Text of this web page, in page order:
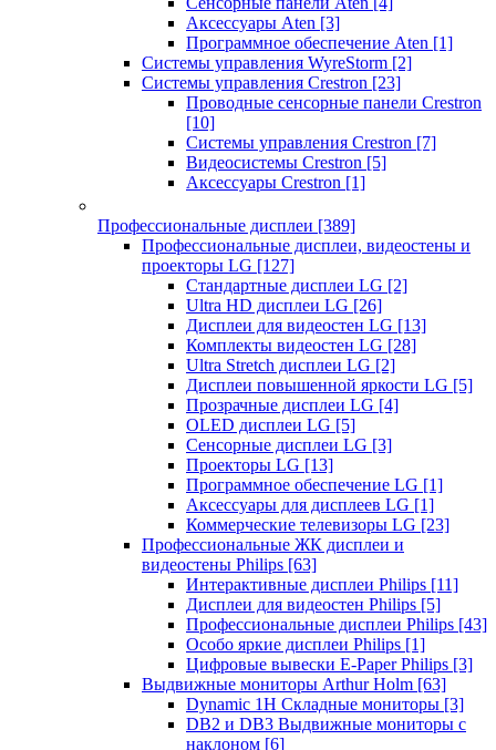
Аксессуары Aten [3]
Программное обеспечение Aten [1]
Системы управления WyreStorm [2]
Системы управления Crestron [23]
Проводные сенсорные панели Crestron
[10]
Системы управления Crestron [7]
Видеосистемы Crestron [5]
Аксессуары Crestron [1]
Профессиональные дисплеи [389]
Профессиональные дисплеи, видеостены и
проекторы LG [127]
Стандартные дисплеи LG [2]
Ultra HD дисплеи LG [26]
Дисплеи для видеостен LG [13]
Комплекты видеостен LG [28]
Ultra Stretch дисплеи LG [2]
Дисплеи повышенной яркости LG [5]
Прозрачные дисплеи LG [4]
OLED дисплеи LG [5]
Сенсорные дисплеи LG [3]
Проекторы LG [13]
Программное обеспечение LG [1]
Аксессуары для дисплеев LG [1]
Коммерческие телевизоры LG [23]
Профессиональные ЖК дисплеи и
видеостены Philips [63]
Интерактивные дисплеи Philips [11]
Дисплеи для видеостен Philips [5]
Профессиональные дисплеи Philips [43]
Особо яркие дисплеи Philips [1]
Цифровые вывески E-Paper Philips [3]
Выдвижные мониторы Arthur Holm [63]
Dynamic 1Н Складные мониторы [3]
DB2 и DB3 Выдвижные мониторы с
наклоном [6]